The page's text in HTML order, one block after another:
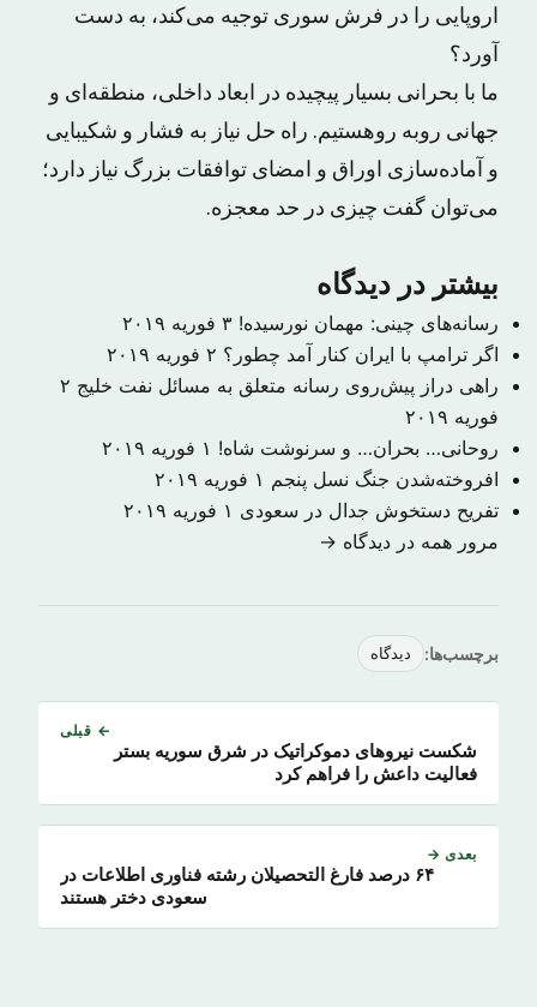
اروپایی را در فرش سوری توجیه می‌کند، به دست
آورد؟
ما با بحرانی بسیار پیچیده در ابعاد داخلی، منطقه‌ای و
جهانی روبه روهستیم. راه حل نیاز به فشار و شکیبایی
و آماده‌سازی اوراق و امضای توافقات بزرگ نیاز دارد؛
می‌توان گفت چیزی در حد معجزه.
بیشتر در دیدگاه
رسانه‌های چینی: مهمان نورسیده! ۳ فوریه ۲۰۱۹
اگر ترامپ با ایران کنار آمد چطور؟ ۲ فوریه ۲۰۱۹
راهی دراز پیش‌روی رسانه متعلق به مسائل نفت خلیج ۲
فوریه ۲۰۱۹
روحانی… بحران… و سرنوشت شاه! ۱ فوریه ۲۰۱۹
افروخته‌شدن جنگ نسل پنجم ۱ فوریه ۲۰۱۹
تفریح دستخوش جدال در سعودی ۱ فوریه ۲۰۱۹
مرور همه در دیدگاه →
برچسب‌ها: دیدگاه
← قبلی
شکست نیروهای دموکراتیک در شرق سوریه بستر
فعالیت داعش را فراهم کرد
بعدی →
۶۴ درصد فارغ التحصیلان رشته فناوری اطلاعات در
سعودی دختر هستند